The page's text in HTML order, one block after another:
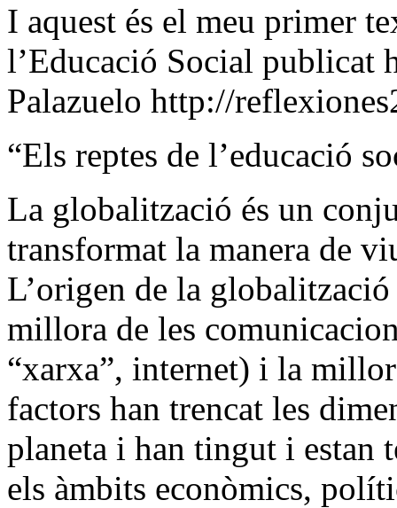
I aquest és el meu primer
l’Educació Social publicat
Palazuelo http://
“Els reptes de l’educació
La globalització és un
transformat la manera de
L’origen de la
millora de les
“xarxa”, internet) i la
factors han trencat les
planeta i han tingut i estan
els àmbits econòmics,